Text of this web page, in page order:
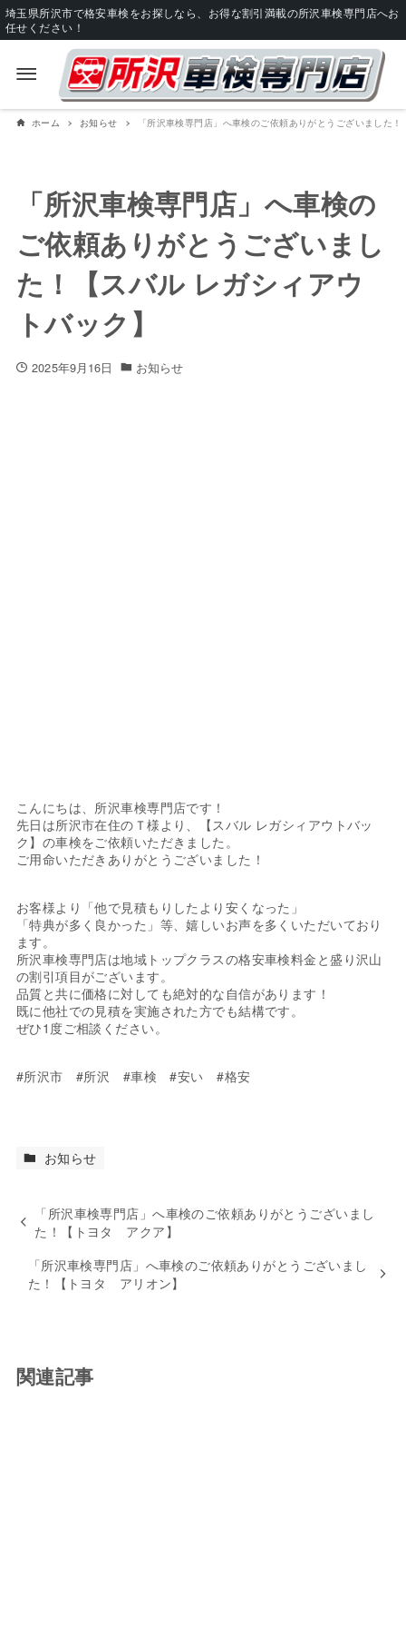
埼玉県所沢市で格安車検をお探しなら、お得な割引満載の所沢車検専門店へお
任せください！
ホーム お知らせ 「所沢車検専門店」へ車検のご依頼ありがとうございました
「所沢車検専門店」へ車検の
ご依頼ありがとうございまし
た！【スバル レガシィアウ
トバック】
2025年9月16日 お知らせ
こんにちは、所沢車検専門店です！
先日は所沢市在住のＴ様より、【スバル レガシィアウトバッ
ク】の車検をご依頼いただきました。
ご用命いただきありがとうございました！
お客様より「他で見積もりしたより安くなった」
「特典が多く良かった」等、嬉しいお声を多くいただいており
ます。
所沢車検専門店は地域トップクラスの格安車検料金と盛り沢山
の割引項目がございます。
品質と共に価格に対しても絶対的な自信があります！
既に他社での見積を実施された方でも結構です。
ぜひ1度ご相談ください。
#所沢市 #所沢 #車検 #安い #格安
お知らせ
「所沢車検専門店」へ車検のご依頼ありがとうございまし
た！【トヨタ アクア】
「所沢車検専門店」へ車検のご依頼ありがとうございまし
た！【トヨタ アリオン】
関連記事